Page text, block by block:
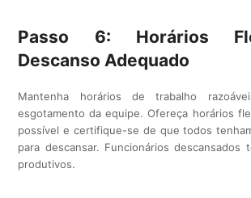
Passo 6: Horários
Descanso Adequado
Mantenha horários de trabalho
esgotamento da equipe. Ofereça horários
possível e certifique-se de que todos
para descansar. Funcionários descansados
produtivos.